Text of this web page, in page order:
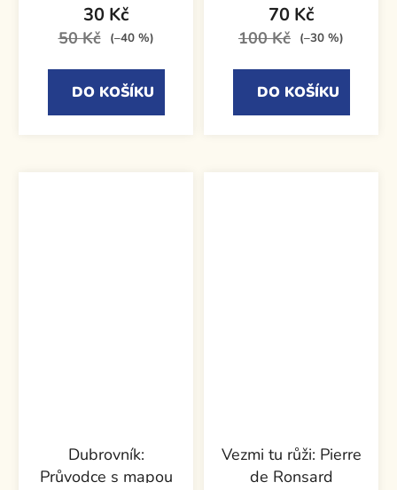
30 Kč
50 Kč (–40 %)
DO KOŠÍKU
70 Kč
100 Kč (–30 %)
DO KOŠÍKU
Dubrovník:
Průvodce s mapou
Vezmi tu růži: Pierre
de Ronsard